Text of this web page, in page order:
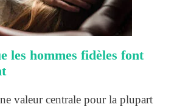
les hommes fidèles font
valeur centrale pour la plupart